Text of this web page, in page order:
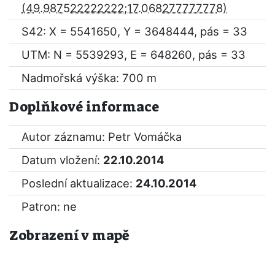
S42: X = 5541650, Y = 3648444, pás = 33
UTM: N = 5539293, E = 648260, pás = 33
Nadmořská výška: 700 m
Doplňkové informace
Autor záznamu: Petr Vomáčka
Datum vložení: 22.10.2014
Poslední aktualizace: 24.10.2014
Patron: ne
Zobrazení v mapě